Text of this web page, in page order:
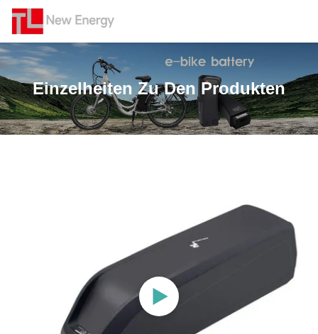
Einzelheiten Zu Den Produkten